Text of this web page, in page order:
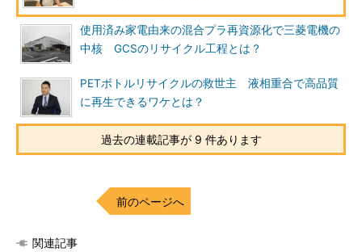
使用済み家電由来の混合プラ再資源化で三菱電機の
中核 GCSのリサイクル工程とは？
PETボトルリサイクルの救世主 液相重合で高品質
に再生できるワケとは？
過去の連載記事が 9 件あります
前のページへ
関連記事